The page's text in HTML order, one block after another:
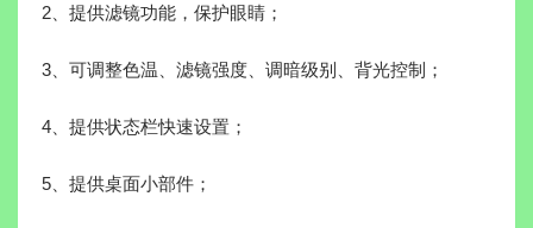
2、提供滤镜功能，保护眼睛；
3、可调整色温、滤镜强度、调暗级别、背光控制；
4、提供状态栏快速设置；
5、提供桌面小部件；